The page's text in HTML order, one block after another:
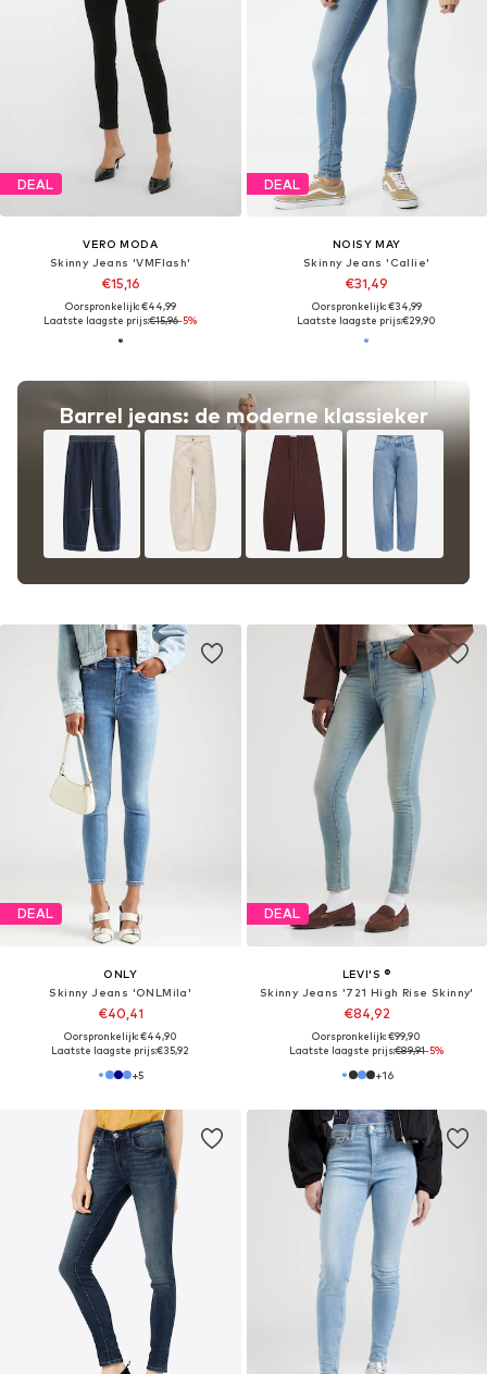
DEAL
VERO MODA
Skinny Jeans 'VMFlash'
€15,16
Oorspronkelijk: €44,99
Laatste laagste prijs:€15,96-5%
DEAL
NOISY MAY
Skinny Jeans 'Callie'
€31,49
Oorspronkelijk: €34,99
Laatste laagste prijs:€29,90
Barrel jeans: de moderne klassieker
DEAL
ONLY
Skinny Jeans 'ONLMila'
€40,41
Oorspronkelijk: €44,90
Laatste laagste prijs:€35,92
+5
DEAL
LEVI'S ®
Skinny Jeans '721 High Rise Skinny'
€84,92
Oorspronkelijk: €99,90
Laatste laagste prijs:€89,91-5%
+16